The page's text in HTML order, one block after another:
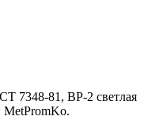
7348-81, ВР-2 светлая
MetPromKo.